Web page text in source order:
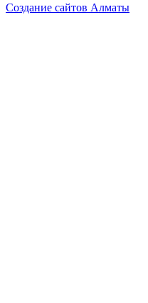
Создание сайтов Алматы